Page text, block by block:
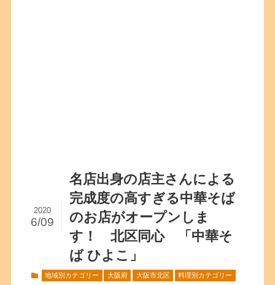
名店出身の店主さんによる
完成度の高すぎる中華そば
のお店がオープンしま
す！ 北区同心 「中華そ
ば ひよこ」
2020
6/09
地域別カテゴリー 大阪府 大阪市北区 料理別カテゴリー